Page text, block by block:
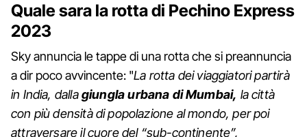
Quale sara la rotta di Pechino Express
2023
Sky annuncia le tappe di una rotta che si preannuncia
a dir poco avvincente: "La rotta dei viaggiatori partirà
in India, dallagiungla urbana di Mumbai, la città
con più densità di popolazione al mondo, per poi
attraversare il cuore del “sub-continente”,